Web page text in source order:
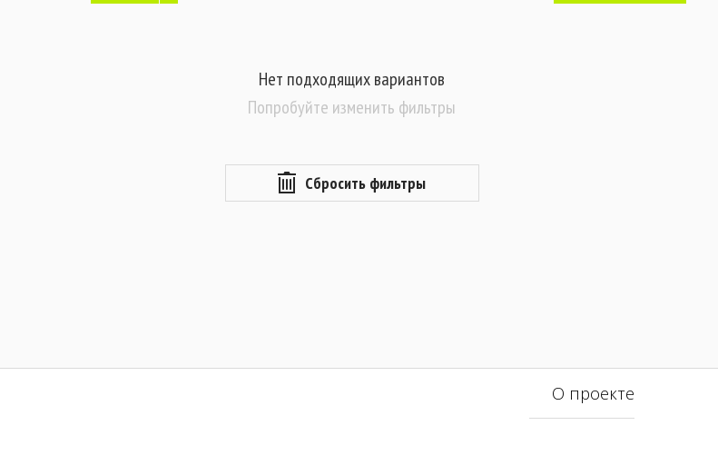
Нет подходящих вариантов
Попробуйте изменить фильтры
Сбросить фильтры
О проекте